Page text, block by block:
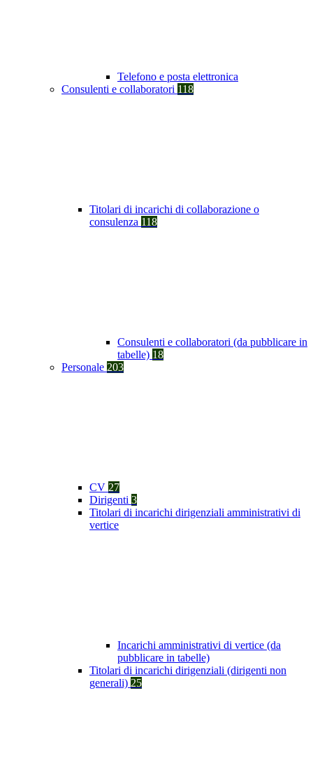
Telefono e posta elettronica
Consulenti e collaboratori 118
Titolari di incarichi di collaborazione o
consulenza 118
Consulenti e collaboratori (da pubblicare in
tabelle) 18
Personale 203
CV 27
Dirigenti 3
Titolari di incarichi dirigenziali amministrativi di
vertice
Incarichi amministrativi di vertice (da
pubblicare in tabelle)
Titolari di incarichi dirigenziali (dirigenti non
generali) 25